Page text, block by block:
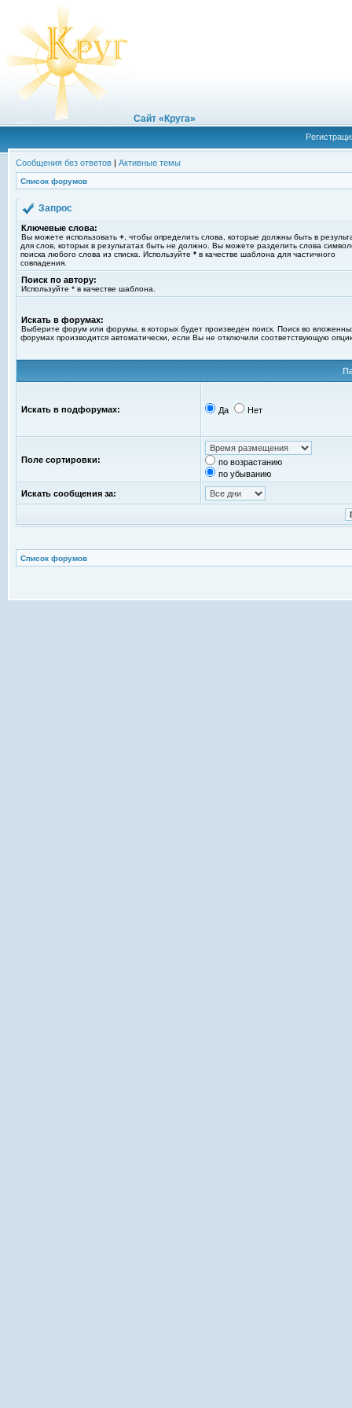
Сайт «Круга»
Сообщения без ответов | Активные темы
Список форумов
Запрос
Ключевые слова:
Вы можете использовать + , чтобы определить слова, которые должны быть в
для слов, которых в результатах быть не должно. Вы можете разделить слова
поиска любого слова из списка. Используйте * в качестве шаблона для частичного
совпадения.
Поиск по автору:
Используйте * в качестве шаблона.
Искать в форумах:
Выберите форум или форумы, в которых будет произведен поиск. Поиск во
форумах производится автоматически, если Вы не отключили соответствующую
Искать в подфорумах: Да Нет
Поле сортировки:
по возрастанию
по убыванию
Искать сообщения за:
Список форумов